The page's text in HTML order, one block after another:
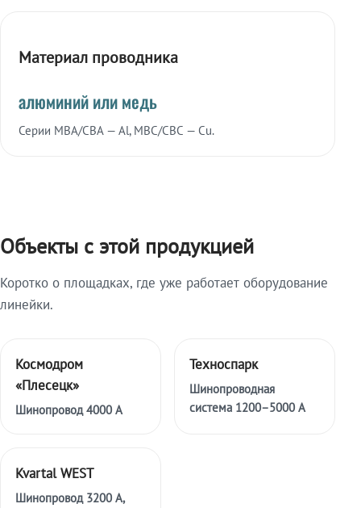
Материал проводника
алюминий или медь
Серии МВА/СВА — Al, МВС/СВС — Cu.
Объекты с этой продукцией
Коротко о площадках, где уже работает оборудование
линейки.
Космодром
«Плесецк»
Шинопровод 4000 А
Техноспарк
Шинопроводная
система 1200–5000 А
Kvartal WEST
Шинопровод 3200 А,